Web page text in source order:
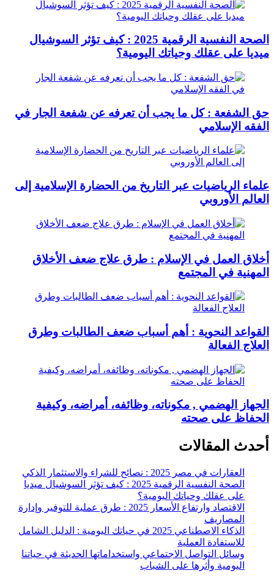
الصحة النفسية الرقمية 2025 : كيف تؤثر السوشيال
ميديا على عقلك وحياتك اليومية؟
حق الشفعة : كل ما يجب أن تعرفه عن شفعة الجار في
الفقه الإسلامي
علماء الرياضيات عبر التاريخ من الحضارة الإسلامية إلى
العالم الأوروبي
أخلاق العمل في الإسلام : طرق علاج ضعف الأخلاق
المهنية في المجتمع
القواعد النحوية : أهم أسباب ضعف الطالبات وطرق
العلاج الفعالة
الجهاز الهضمي , مكوناته، وظائفه، أمراضه، وكيفية
الحفاظ على صحته
أحدث المقالات
العقارات في مصر 2025 : نصائح للشراء والاستثمار الذكي
الصحة النفسية الرقمية 2025 : كيف تؤثر السوشيال ميديا
على عقلك وحياتك اليومية؟
الاقتصاد وارتفاع الأسعار 2025 : طرق عملية للتوفير وإدارة
المصاريف
الذكاء الاصطناعي 2025 في حياتك اليومية : الدليل الشامل
للاستفادة العملية
وسائل التواصل الاجتماعي واستخداماتها الحديثة في حياتنا
اليومية وأثرها على الشباب